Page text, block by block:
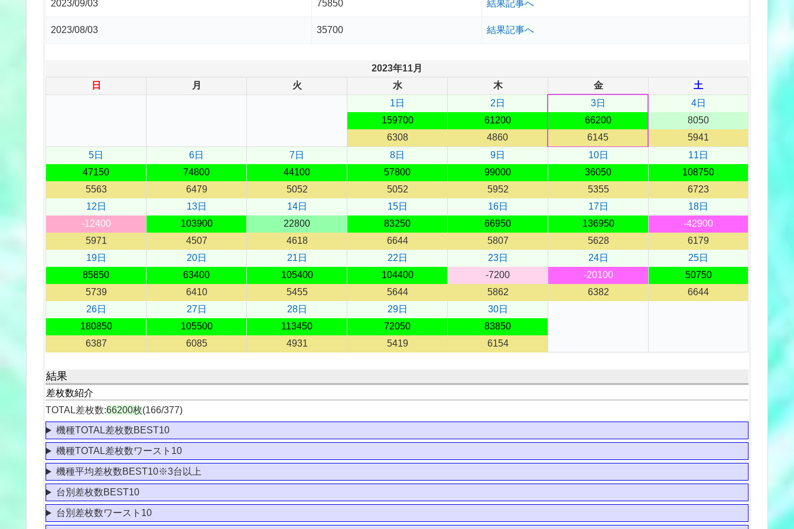
2023/09/03 75850 結果記事へ
2023/08/03 35700 結果記事へ
2023年11月
日
月 火 水 木 金
土
1日
159700
6308
2日
61200
4860
3日
66200
6145
4日
8050
5941
5日
47150
5563
6日
74800
6479
7日
44100
5052
8日
57800
5052
9日
99000
5952
10日
36050
5355
11日
108750
6723
12日
-12400
5971
13日
103900
4507
14日
22800
4618
15日
83250
6644
16日
66950
5807
17日
136950
5628
18日
-42900
6179
19日
85850
5739
20日
63400
6410
21日
105400
5455
22日
104400
5644
23日
-7200
5862
24日
-20100
6382
25日
50750
6644
26日
180850
6387
27日
105500
6085
28日
113450
4931
29日
72050
5419
30日
83850
6154
結果
差枚数紹介
TOTAL差枚数:66200枚(166/377)
機種TOTAL差枚数BEST10
機種TOTAL差枚数ワースト10
機種平均差枚数BEST10※3台以上
台別差枚数BEST10
台別差枚数ワースト10